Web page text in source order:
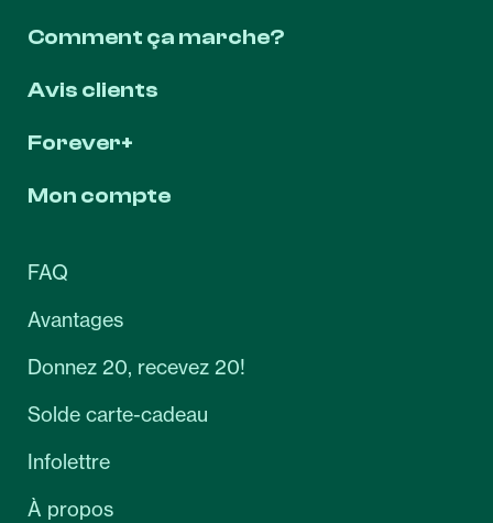
Comment ça marche?
Avis clients
Forever+
Mon compte
FAQ
Avantages
Donnez 20, recevez 20!
Solde carte-cadeau
Infolettre
À propos